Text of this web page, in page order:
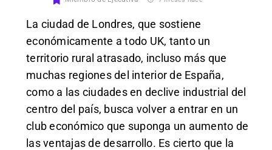
La ciudad de Londres, que sostiene
económicamente a todo UK, tanto un
territorio rural atrasado, incluso más que
muchas regiones del interior de España,
como a las ciudades en declive industrial del
centro del país, busca volver a entrar en un
club económico que suponga un aumento de
las ventajas de desarrollo. Es cierto que la